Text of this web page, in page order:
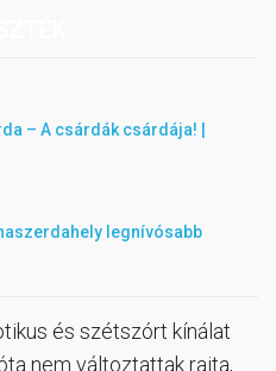
– A csárdák csárdája! |
legnívósabb
és szétszórt kínálat
nem változtattak rajta,